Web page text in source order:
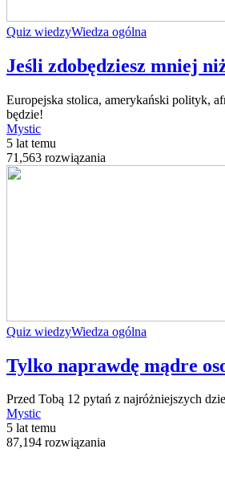
Quiz wiedzyWiedza ogólna
Jeśli zdobędziesz mniej
Europejska stolica, amerykański polityk,
będzie!
Mystic
5 lat temu
71,563 rozwiązania
Quiz wiedzyWiedza ogólna
Tylko naprawdę mądre
Przed Tobą 12 pytań z najróżniejszych
Mystic
5 lat temu
87,194 rozwiązania